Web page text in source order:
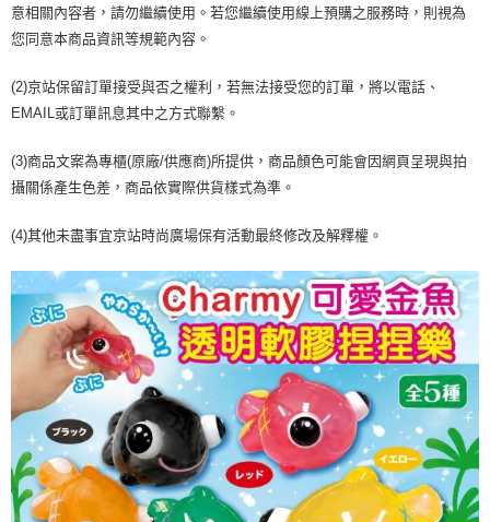
消。如遇「轉專審核」未通過狀況，表示未達大哥付你分期系統評分，恕無
法說明評估內容。
【繳款方式說明】
醒簡訊。
2.透過簡訊連結打開帳單後，可選擇「超商條碼／台灣大直營門市／銀行轉
【注意事項】
1.本服務係由「台灣大哥大股份有限公司」（以下簡稱本公司）所提供，讓
買賣價金債權讓與本公司後，依約使用本公司帳單繳交帳款。
2.基於同意付款使用「大哥付你分期」之契約關係目的，商店將以您的個人
由本公司與您本人進行分期帳單所需資料之確認、核對及更正。
3.完整用戶服務條款，請詳閱以下連結： https://oppay.tw/userRule
２．便利：只要手機號碼，簡訊認證，即可結帳。
３．安心：先確認商品／服務後，再付款。
【「AFTEE先享後付」結帳流程】
１．於結帳方式選擇「AFTEE先享後付」後，將跳轉至「AFTEE先享後付」
結帳頁面，進行簡訊認證並確認金額後，即可完成結帳。
３．收到繳費通知簡訊後14天內，點擊此簡訊中的連結，可透過四大超商／
ATM／網路銀行／等多元方式進行付款，方視為交易完成。
※ 請注意：結帳手續完成當下不需立刻繳費，但若您需要取消訂單，請聯絡
後付繳納相關費用。
是否繳費成功／繳費後需取消欲退款等相關疑問，請聯繫「AFTEE先享後付
客戶支援中心」https://netprotections.freshdesk.com/support/home
【注意事項】
１．透過由恩沛科技股份有限公司提供之「AFTEE先享後付」服務完成之交
易，需依本服務之必要範圍內提供個人資料，並將交易相關給付款項請求債
權轉讓予恩沛科技股份有限公司。
２．關於個人資料處理事宜，請瀏覽以下網址：
https://aftee.tw/terms/#terms3
３．未成年的使用者請事先徵得法定代理人或監護人之同意方可使用
「AFTEE先享後付」，若未經同意申辦者引起之損失，本公司不負相關責
任。
４．使用「AFTEE先享後付」時，將依據個別帳號之用戶狀況，依本公司即
運送方式
付款後全家取貨
每筆NT$70，滿NT$899(含以上)免運費
付款後7-11取貨
宅配
請自備購物袋，若需購買紙袋可現場詢問
免運費
意相關內容者，請勿繼續使用。若您繼續使用線上預購之服務時，則視為
您同意本商品資訊等規範內容。
(2)京站保留訂單接受與否之權利，若無法接受您的訂單，將以電話、
EMAIL或訂單訊息其中之方式聯繫。
(3)商品文案為專櫃(原廠/供應商)所提供，商品顏色可能會因網頁呈現與拍
攝關係產生色差，商品依實際供貨樣式為準。
(4)其他未盡事宜京站時尚廣場保有活動最終修改及解釋權。